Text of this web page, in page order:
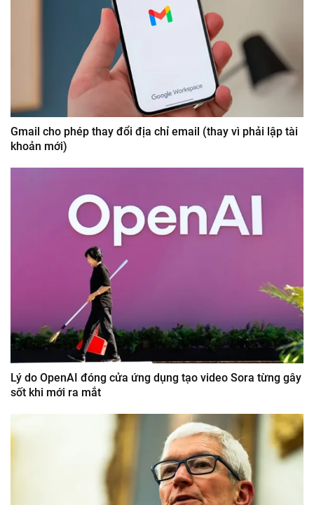
Gmail cho phép thay đổi địa chỉ email (thay vì phải lập tài
khoản mới)
Lý do OpenAI đóng cửa ứng dụng tạo video Sora từng gây
sốt khi mới ra mắt